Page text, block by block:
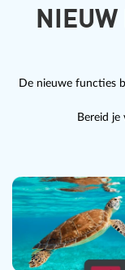
NIEUW
De nieuwe functies
Bereid je